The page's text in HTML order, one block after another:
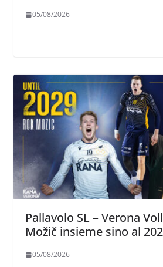
05/08/2026
Pallavolo SL – Verona
Možič insieme sino al
05/08/2026